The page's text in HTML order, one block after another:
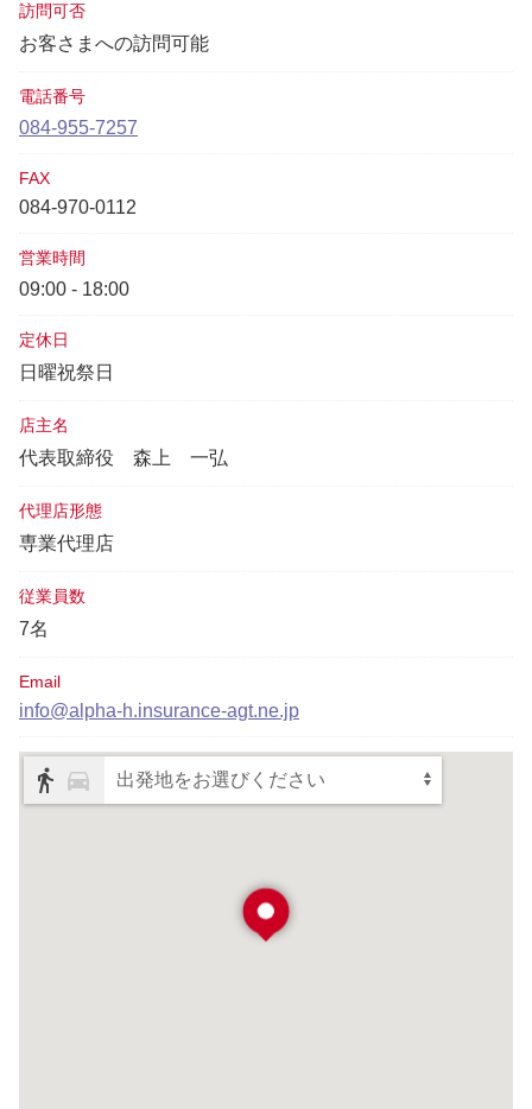
訪問可否
お客さまへの訪問可能
電話番号
084-955-7257
FAX
084-970-0112
営業時間
09:00 - 18:00
定休日
日曜祝祭日
店主名
代表取締役 森上 一弘
代理店形態
専業代理店
従業員数
7名
Email
info@alpha-h.insurance-agt.ne.jp
出発地をお選びください